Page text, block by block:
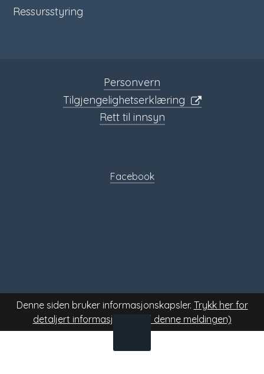
Ressursstyring
Personvern
Tilgjengelighetserklæring
Rett til innsyn
Facebook
TIL
Denne siden bruker informasjonskapsler. Trykk her for
detaljert informasjon.
(Skjul denne meldingen)